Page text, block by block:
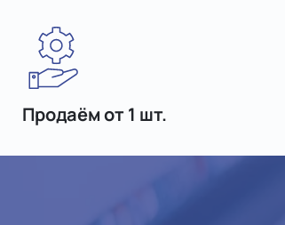
Продаём от 1 шт.